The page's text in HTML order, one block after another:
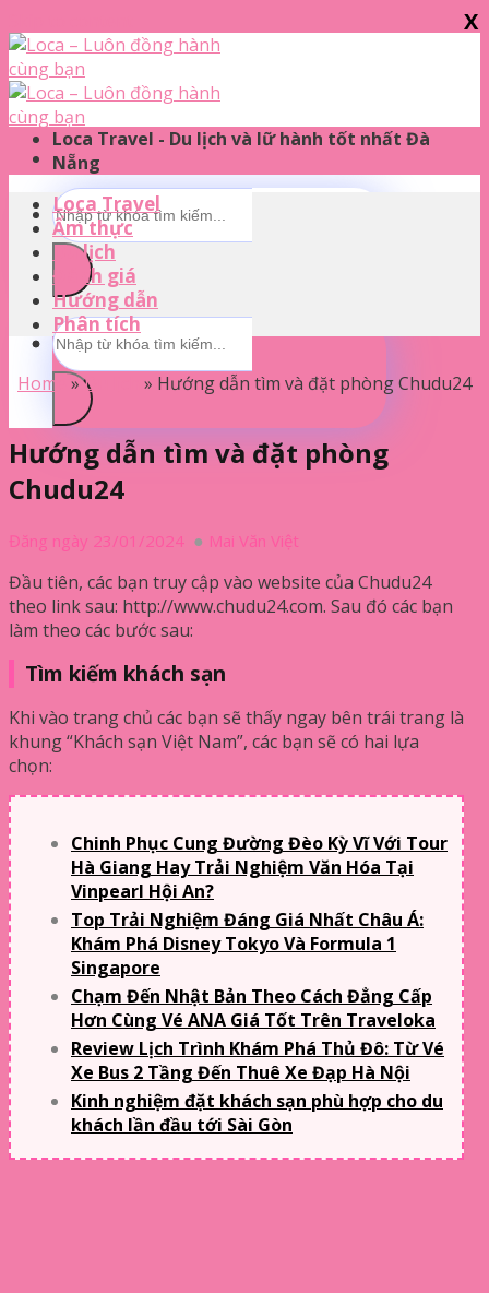
Loca Travel - Du lịch và lữ hành tốt nhất Đà
Nẵng
Loca Travel
Ẩm thực
Du lịch
Đánh giá
Hướng dẫn
Phân tích
Home »Du lịch » Hướng dẫn tìm và đặt phòng Chudu24
Hướng dẫn tìm và đặt phòng
Chudu24
Đăng ngày 23/01/2024 Mai Văn Việt
Đầu tiên, các bạn truy cập vào website của Chudu24
theo link sau: http://www.chudu24.com. Sau đó các bạn
làm theo các bước sau:
Tìm kiếm khách sạn
Khi vào trang chủ các bạn sẽ thấy ngay bên trái trang là
khung “Khách sạn Việt Nam”, các bạn sẽ có hai lựa
chọn:
Chinh Phục Cung Đường Đèo Kỳ Vĩ Với Tour
Hà Giang Hay Trải Nghiệm Văn Hóa Tại
Vinpearl Hội An?
Top Trải Nghiệm Đáng Giá Nhất Châu Á:
Khám Phá Disney Tokyo Và Formula 1
Singapore
Chạm Đến Nhật Bản Theo Cách Đẳng Cấp
Hơn Cùng Vé ANA Giá Tốt Trên Traveloka
Review Lịch Trình Khám Phá Thủ Đô: Từ Vé
Xe Bus 2 Tầng Đến Thuê Xe Đạp Hà Nội
Kinh nghiệm đặt khách sạn phù hợp cho du
khách lần đầu tới Sài Gòn
X